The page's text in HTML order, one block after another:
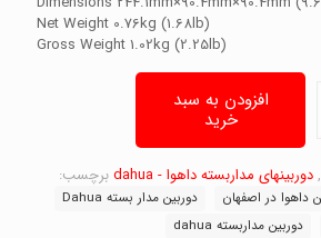
Net Weight 0.76kg (1.68lb)
Gross Weight 1.02kg (2.25lb)
افزودن به سبد
خرید
,دوربینهای مداربسته داهوا - dahua برچسب:
داهوا در اصفهان
دوربین مدار بسته Dahua
دوربین مداربسته dahua